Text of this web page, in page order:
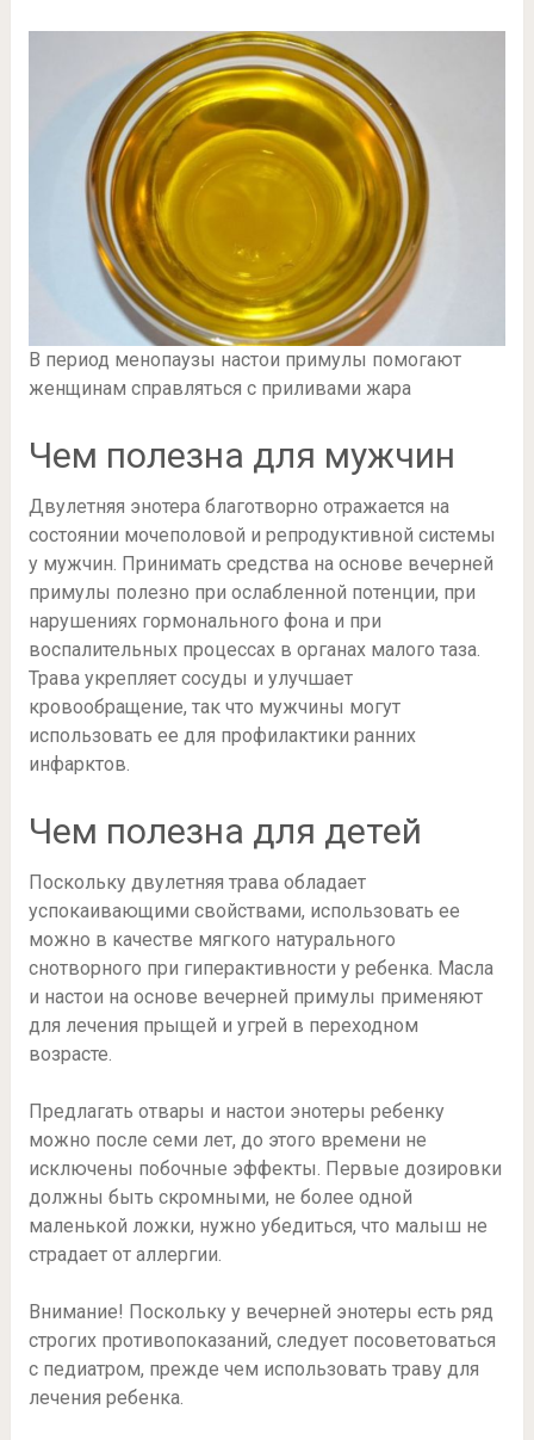
В период менопаузы настои примулы помогают
женщинам справляться с приливами жара
Чем полезна для мужчин
Двулетняя энотера благотворно отражается на
состоянии мочеполовой и репродуктивной системы
у мужчин. Принимать средства на основе вечерней
примулы полезно при ослабленной потенции, при
нарушениях гормонального фона и при
воспалительных процессах в органах малого таза.
Трава укрепляет сосуды и улучшает
кровообращение, так что мужчины могут
использовать ее для профилактики ранних
инфарктов.
Чем полезна для детей
Поскольку двулетняя трава обладает
успокаивающими свойствами, использовать ее
можно в качестве мягкого натурального
снотворного при гиперактивности у ребенка. Масла
и настои на основе вечерней примулы применяют
для лечения прыщей и угрей в переходном
возрасте.
Предлагать отвары и настои энотеры ребенку
можно после семи лет, до этого времени не
исключены побочные эффекты. Первые дозировки
должны быть скромными, не более одной
маленькой ложки, нужно убедиться, что малыш не
страдает от аллергии.
Внимание! Поскольку у вечерней энотеры есть ряд
строгих противопоказаний, следует посоветоваться
с педиатром, прежде чем использовать траву для
лечения ребенка.